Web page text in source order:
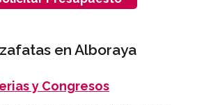
en Alboraya
y Congresos